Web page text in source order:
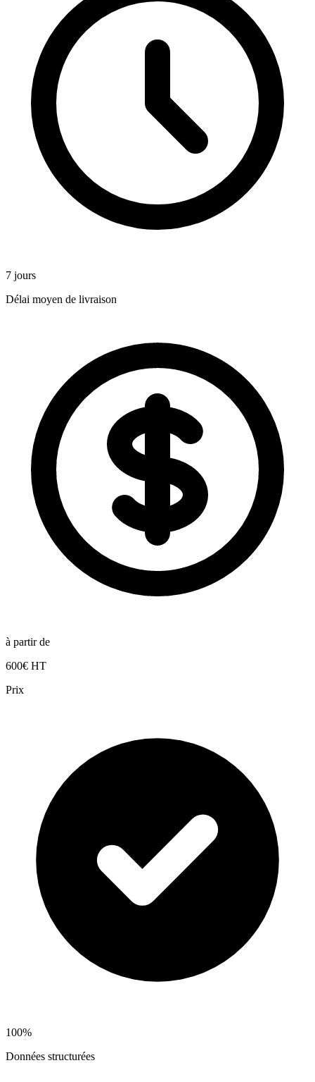
7 jours
Délai moyen de livraison
à partir de
600€ HT
Prix
100%
Données structurées